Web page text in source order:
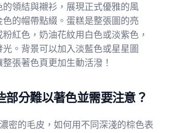
領結與襯衫，展現正式優雅的風
的帽帶點綴。蛋糕是整張圖的亮
紅色，奶油花紋用白色或淡紫色，
。背景可以加入淡藍色或星星圖
張著色頁更加生動活潑！
分難以著色並需要注意？
的毛皮，如何用不同深淺的棕色表